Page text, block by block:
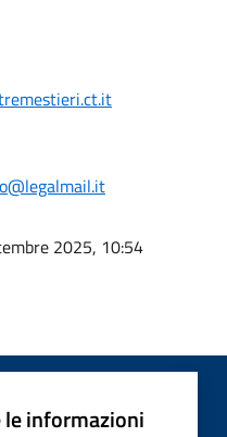
2025, 10:54
le informazioni